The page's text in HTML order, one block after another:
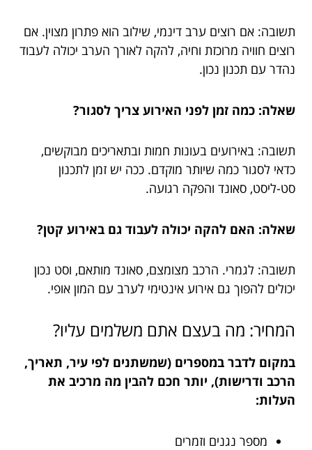
תשובה: אם רוצים ערב דינמי, שילוב הוא פתרון מצוין. אם
רוצים חוויה מרוכזת וחיה, להקה לאורך הערב יכולה לעבוד
נהדר עם תכנון נכון.
שאלה: כמה זמן לפני האירוע צריך לסגור?
תשובה: באירועים בעונות חמות ובתאריכים מבוקשים,
כדאי לסגור כמה שיותר מוקדם. ככה יש זמן לתכנון
סט-ליסט, סאונד והפקה רגועה.
שאלה: האם להקה יכולה לעבוד גם באירוע קטן?
תשובה: לגמרי. הרכב מצומצם, סאונד מותאם, וסט נכון
יכולים להפוך גם אירוע אינטימי לערב עם המון אופי.
המחיר: מה בעצם אתם משלמים עליו?
במקום לדבר במספרים (שמשתנים לפי עיר, תאריך,
הרכב ודרישות), יותר חכם להבין מה מרכיב את
העלות:
מספר נגנים וזמרים